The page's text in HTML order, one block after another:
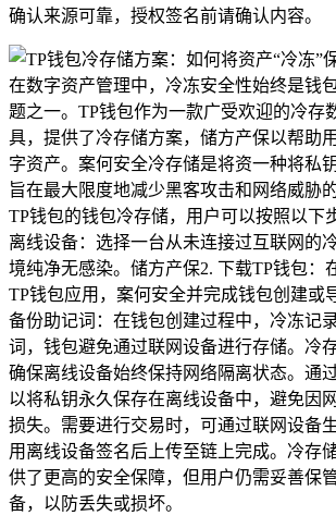
确认来源可靠，授权签名前请确认内容。
在数字资产管理中，冷冻安全性始终是钱
题之一。TP钱包作为一款广受欢迎的冷存
具，提供了冷存储方案，储方产保以帮助
字资产。案何安全冷存储是将资一种将私
旨在最大限度地减少黑客攻击和网络威胁
TP钱包的钱包冷存储，用户可以按照以下
离线设备：选择一台从未连接过互联网的
境纯净无感染。储方产保2. 下载TP钱包：
TP钱包应用，案何安全并完成钱包创建或
备份助记词：在钱包创建过程中，冷冻记
词，钱包避免通过联网设备进行存储。冷
确保离线设备始终保持网络隔离状态。通
以将私钥永久保存在离线设备中，避免因
损失。需要进行交易时，可通过联网设备
用离线设备签名后上传至链上完成。冷存
供了更高的安全保障，但用户仍需妥善保
备，以防丢失或损坏。